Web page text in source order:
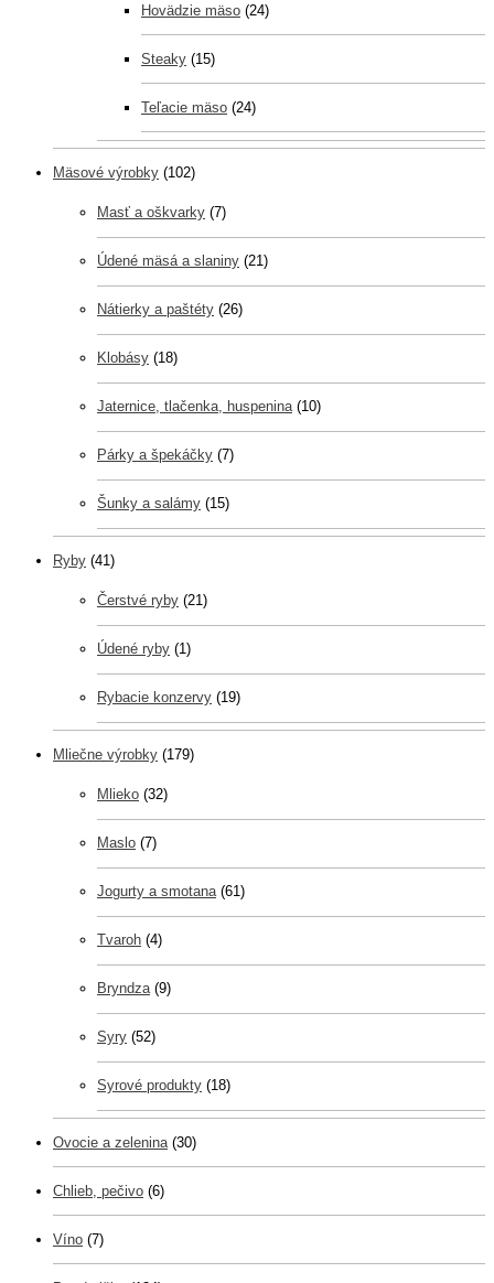
Hovädzie mäso (24)
Steaky (15)
Teľacie mäso (24)
Mäsové výrobky (102)
Masť a oškvarky (7)
Údené mäsá a slaniny (21)
Nátierky a paštéty (26)
Klobásy (18)
Jaternice, tlačenka, huspenina (10)
Párky a špekáčky (7)
Šunky a salámy (15)
Ryby (41)
Čerstvé ryby (21)
Údené ryby (1)
Rybacie konzervy (19)
Mliečne výrobky (179)
Mlieko (32)
Maslo (7)
Jogurty a smotana (61)
Tvaroh (4)
Bryndza (9)
Syry (52)
Syrové produkty (18)
Ovocie a zelenina (30)
Chlieb, pečivo (6)
Víno (7)